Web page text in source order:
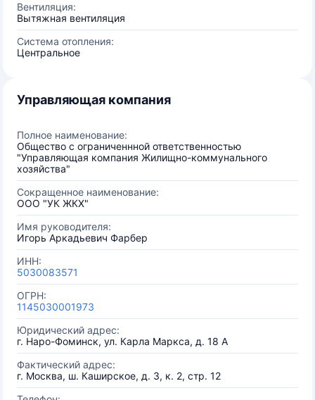
Вентиляция:
Вытяжная вентиляция
Система отопления:
Центральное
Управляющая компания
Полное наименование:
Общество с ограниченнной ответственностью
"Управляющая компания Жилищно-коммунального
хозяйства"
Сокращенное наименование:
ООО "УК ЖКХ"
Имя руководителя:
Игорь Аркадьевич Фарбер
ИНН:
5030083571
ОГРН:
1145030001973
Юридический адрес:
г. Наро-Фоминск, ул. Карла Маркса, д. 18 А
Фактический адрес:
г. Москва, ш. Каширское, д. 3, к. 2, стр. 12